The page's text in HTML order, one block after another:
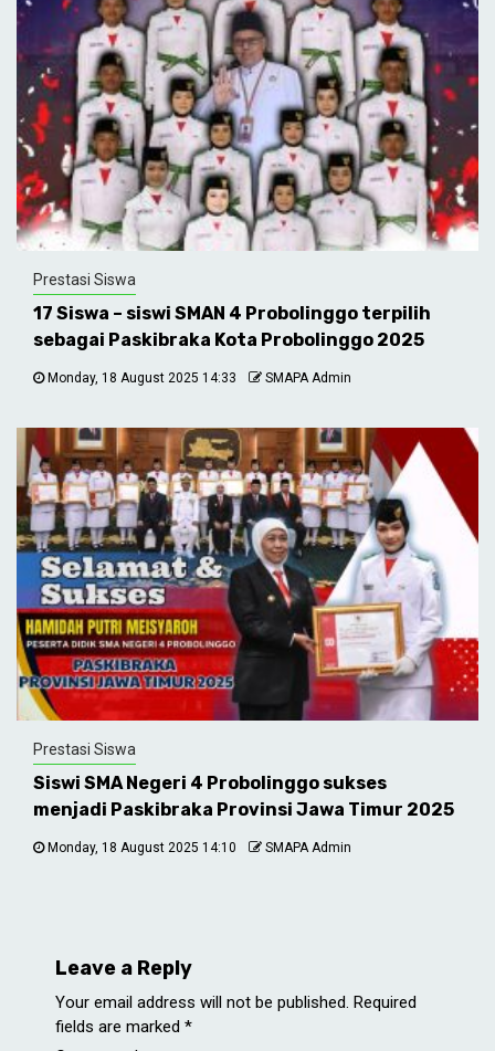
Prestasi Siswa
17 Siswa – siswi SMAN 4 Probolinggo terpilih
sebagai Paskibraka Kota Probolinggo 2025
Monday, 18 August 2025 14:33 SMAPA Admin
Prestasi Siswa
Siswi SMA Negeri 4 Probolinggo sukses
menjadi Paskibraka Provinsi Jawa Timur 2025
Monday, 18 August 2025 14:10 SMAPA Admin
Leave a Reply
Your email address will not be published. Required
fields are marked *